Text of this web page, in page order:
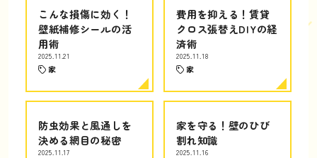
こんな損傷に効く！
壁紙補修シールの活
用術
2025.11.21
家
費用を抑える！賃貸
クロス張替えDIYの経
済術
2025.11.18
家
防虫効果と風通しを
決める網目の秘密
2025.11.17
家を守る！壁のひび
割れ知識
2025.11.16